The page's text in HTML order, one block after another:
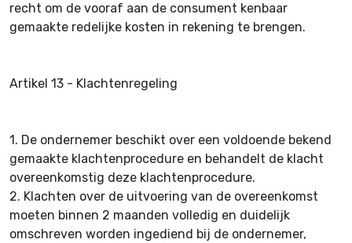
recht om de vooraf aan de consument kenbaar
gemaakte redelijke kosten in rekening te brengen.
Artikel 13 - Klachtenregeling
1. De ondernemer beschikt over een voldoende bekend
gemaakte klachtenprocedure en behandelt de klacht
overeenkomstig deze klachtenprocedure.
2. Klachten over de uitvoering van de overeenkomst
moeten binnen 2 maanden volledig en duidelijk
omschreven worden ingediend bij de ondernemer,